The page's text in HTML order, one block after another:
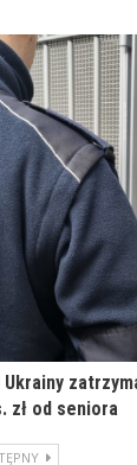
zł od seniora